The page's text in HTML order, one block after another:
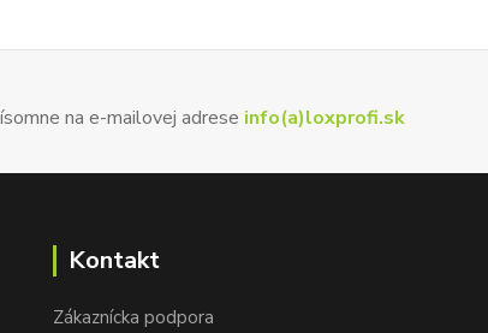
na e-mailovej adrese info(a)loxprofi.sk
Kontakt
Zákaznícka podpora